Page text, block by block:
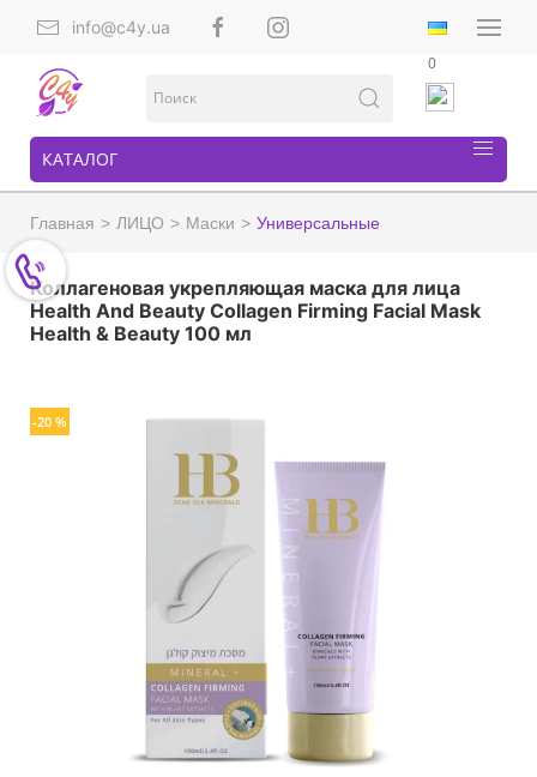
info@c4y.ua
0
КАТАЛОГ
Главная ЛИЦО Маски Универсальные
Коллагеновая укрепляющая маска для лица
Health And Beauty Collagen Firming Facial Mask
Health & Beauty 100 мл
-20 %